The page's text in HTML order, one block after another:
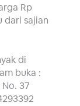
Rp
dari sajian
di
buka :
37